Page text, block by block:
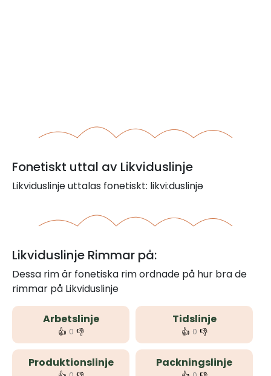
Fonetiskt uttal av Likviduslinje
Likviduslinje uttalas fonetiskt: likvi:duslinjə
Likviduslinje Rimmar på:
Dessa rim är fonetiska rim ordnade på hur bra de
rimmar på Likviduslinje
Arbetslinje
👍 0 👎
Tidslinje
👍 0 👎
Produktionslinje Packningslinje